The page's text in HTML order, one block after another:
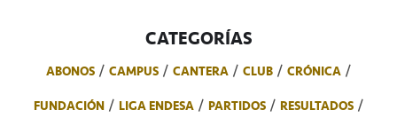
CATEGORÍAS
ABONOS CAMPUS CANTERA CLUB
CRÓNICA
FUNDACIÓN
LIGA ENDESA PARTIDOS
RESULTADOS